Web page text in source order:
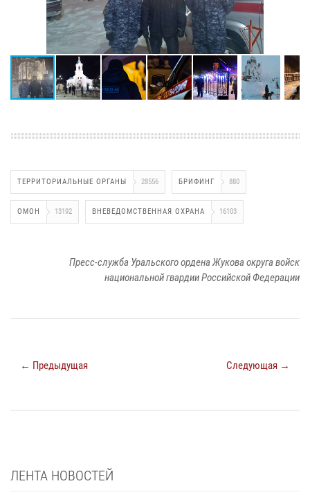
ТЕРРИТОРИАЛЬНЫЕ ОРГАНЫ 28556 БРИФИНГ 880
ОМОН 13192 ВНЕВЕДОМСТВЕННАЯ ОХРАНА 16103
Пресс-служба Уральского ордена Жукова округа войск
национальной гвардии Российской Федерации
← Предыдущая Следующая →
ЛЕНТА НОВОСТЕЙ